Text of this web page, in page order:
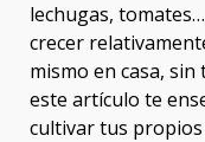
lechugas,
crecer
mismo en casa,
este artículo te
cultivar tus